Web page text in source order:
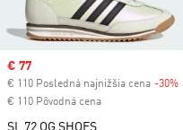
Sale price
€ 77
€ 110 Posledná najnižšia cena -30%
€ 110 Pôvodná cena
SL 72 OG SHOES